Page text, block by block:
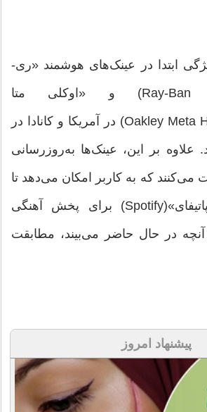
ابتدا در عینک‌های هوشمند «ری-
بن متا»(Ray-Ban Meta) و «اوکلی متا
اچ‌اس‌تی‌ان»(Oakley Meta HSTN) در آمریکا و کانادا در
بر این، عینک‌ها به‌روزرسانی
می‌کنند که به کاربر امکان می‌دهد تا
از اپلیکیشن «اسپاتیفای»(Spotify) برای پخش آهنگی
آنچه در حال حاضر می‌بیند، مطابقت
پیشنهاد امروز